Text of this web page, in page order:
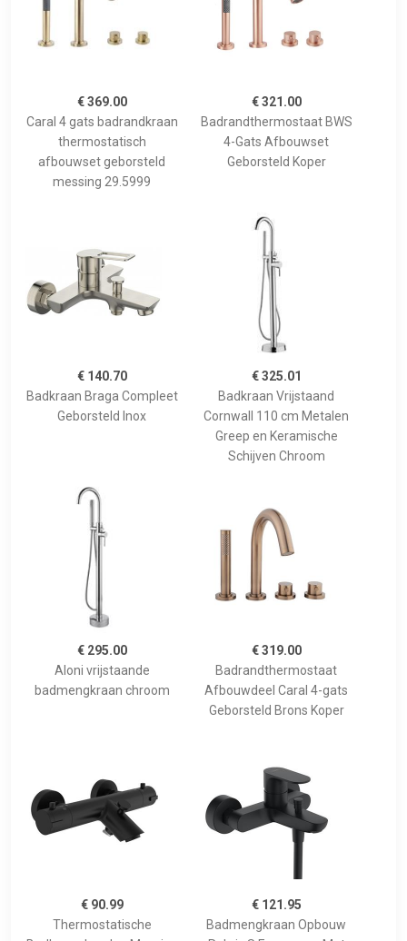
€ 369.00
Caral 4 gats badrandkraan
thermostatisch
afbouwset geborsteld
messing 29.5999
€ 321.00
Badrandthermostaat BWS
4-Gats Afbouwset
Geborsteld Koper
€ 140.70
Badkraan Braga Compleet
Geborsteld Inox
€ 325.01
Badkraan Vrijstaand
Cornwall 110 cm Metalen
Greep en Keramische
Schijven Chroom
€ 295.00
Aloni vrijstaande
badmengkraan chroom
€ 319.00
Badrandthermostaat
Afbouwdeel Caral 4-gats
Geborsteld Brons Koper
€ 90.99
Thermostatische
€ 121.95
Badmengkraan Opbouw